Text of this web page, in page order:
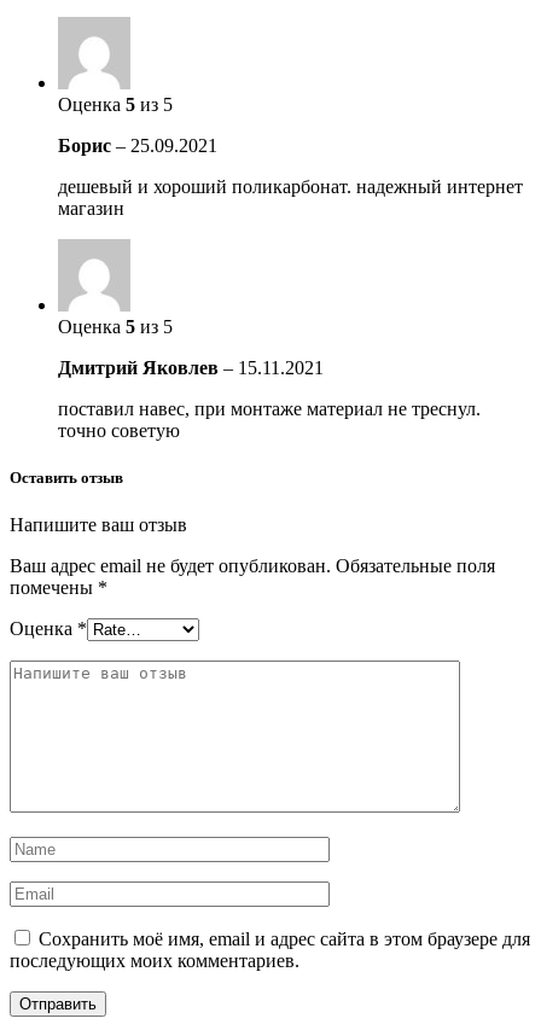
Оценка 5 из 5
Борис – 25.09.2021
дешевый и хороший поликарбонат. надежный интернет
магазин
Оценка 5 из 5
Дмитрий Яковлев – 15.11.2021
поставил навес, при монтаже материал не треснул.
точно советую
Оставить отзыв
Напишите ваш отзыв
Ваш адрес email не будет опубликован. Обязательные поля
помечены *
Оценка *
Сохранить моё имя, email и адрес сайта в этом браузере для
последующих моих комментариев.